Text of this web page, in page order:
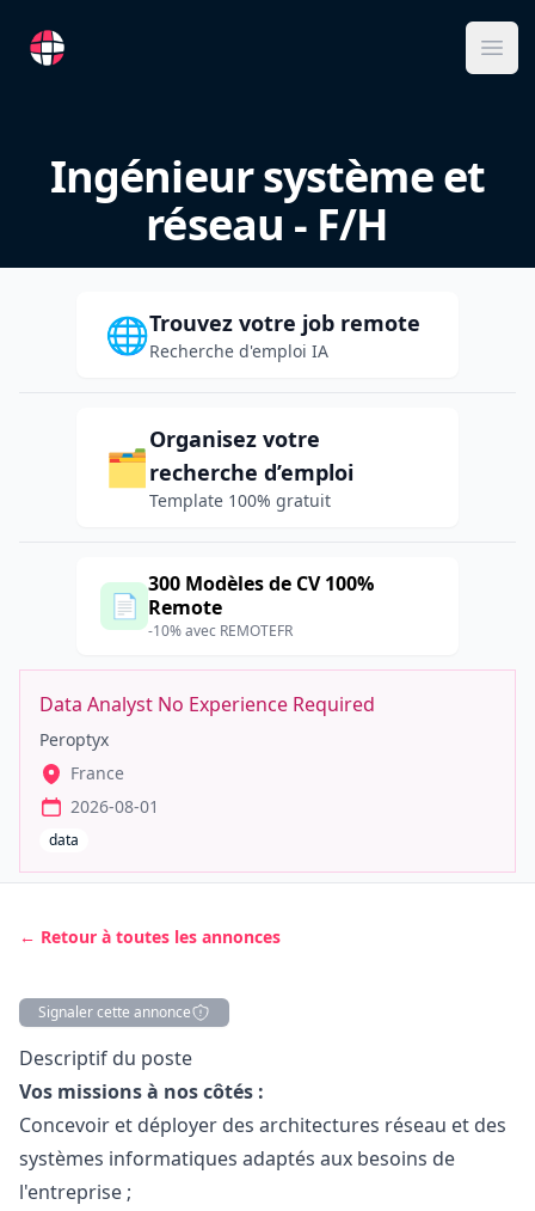
RemoteFR
Ingénieur système et
réseau - F/H
🌐Trouvez votre job remote
Recherche d'emploi IA
🗂️
Organisez votre
recherche d’emploi
Template 100% gratuit
📄
300 Modèles de CV 100%
Remote
-10% avec REMOTEFR
Data Analyst No Experience Required
Peroptyx
France
2026-08-01
data
← Retour à toutes les annonces
Signaler cette annonce
Description
Descriptif du poste
Vos missions à nos côtés :
Concevoir et déployer des architectures réseau et des
systèmes informatiques adaptés aux besoins de
l'entreprise ;